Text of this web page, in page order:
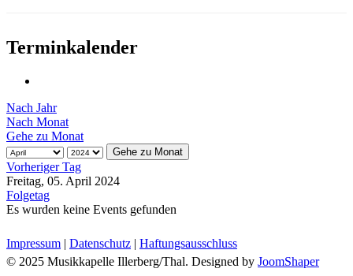
Terminkalender
Nach Jahr
Nach Monat
Gehe zu Monat
Gehe zu Monat
Vorheriger Tag
Freitag, 05. April 2024
Folgetag
Es wurden keine Events gefunden
Impressum | Datenschutz | Haftungsausschluss
© 2025 Musikkapelle Illerberg/Thal. Designed by JoomShaper